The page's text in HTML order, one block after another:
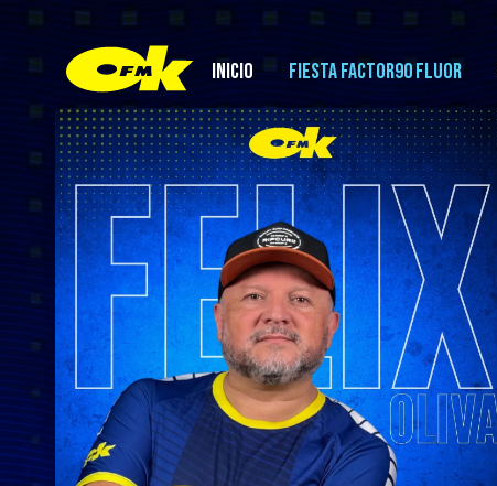
INICIO FIESTA FACTOR90 FLUOR